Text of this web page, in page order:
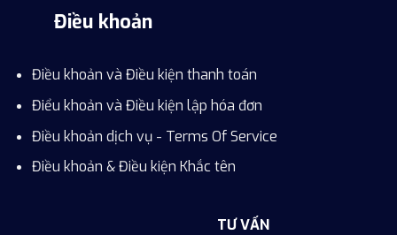
Điều khoản
Điều khoản và Điều kiện thanh toán
Điểu khoản và Điều kiện lập hóa đơn
Điều khoản dịch vụ - Terms Of Service
Điều khoản & Điều kiện Khắc tên
TƯ VẤN